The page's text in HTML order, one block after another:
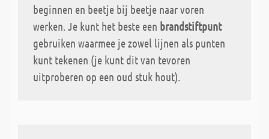
beginnen en beetje bij beetje naar voren
werken. Je kunt het beste een brandstiftpunt
gebruiken waarmee je zowel lijnen als punten
kunt tekenen (je kunt dit van tevoren
uitproberen op een oud stuk hout).